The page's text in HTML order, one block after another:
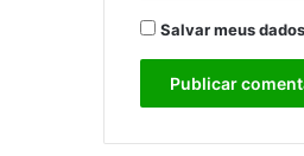
Salvar meus